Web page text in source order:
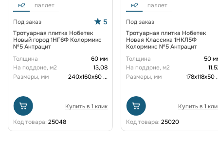
м2 паллет
Под заказ 5
Тротуарная плитка Нобетек
Новый город 1НГ6Ф Колормикс
№5 Антрацит
Толщина
60 мм
На поддоне, м2
13,08
Размеры, мм
240х160х60...
Купить в 1 клик
Код товара: 25048
м2 паллет
Под заказ
Тротуарная плитка Нобетек
Новая Классика 1НКЛ5Ф
Колормикс №5 Антрацит
Толщина
50
На поддоне, м2
Размеры, мм
178x118x50
Купить в 1
Код товара: 25020